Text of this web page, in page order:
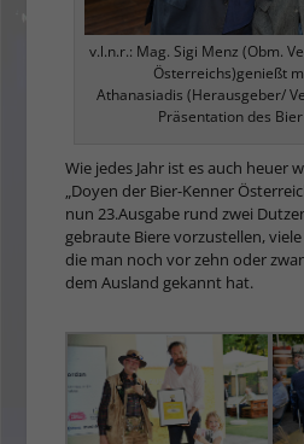
v.l.n.r.: Mag. Sigi Menz (Obm.
Österreichs)genießt
Athanasiadis (Herausgeber/
Präsentation des
Wie jedes Jahr ist es auch heuer
„Doyen der Bier-Kenner
nun 23.Ausgabe rund zwei
gebraute Biere vorzustellen,
die man noch vor zehn oder
dem Ausland gekannt hat.